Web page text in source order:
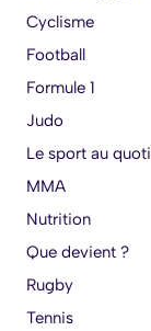
Cyclisme
Football
Formule 1
Judo
Le sport au
MMA
Nutrition
Que devient ?
Rugby
Tennis